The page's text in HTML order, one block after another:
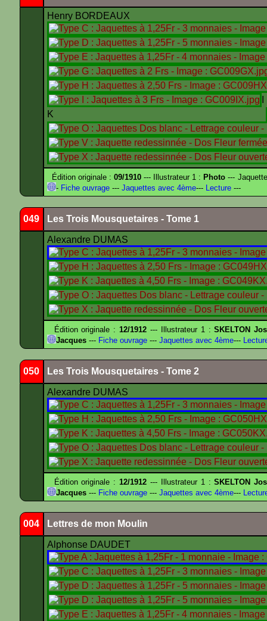
Henry BORDEAUX
K
Édition originale :09/1910 --- Illustrateur 1 : Photo ---
- Fiche ouvrage --- Jaquettes avec 4ème--- Lecture ---
049 Les Trois Mousquetaires - Tome 1
Alexandre DUMAS
Édition originale :12/1912 --- Illustrateur 1 :SKELTON
Jacques --- Fiche ouvrage --- Jaquettes avec 4ème---
050 Les Trois Mousquetaires - Tome 2
Alexandre DUMAS
Édition originale :12/1912 --- Illustrateur 1 :SKELTON
Jacques --- Fiche ouvrage --- Jaquettes avec 4ème---
004 Lettres de mon Moulin
Alphonse DAUDET